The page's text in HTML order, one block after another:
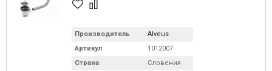
Производитель
Alveus
Артикул
1012007
Страна
Словения